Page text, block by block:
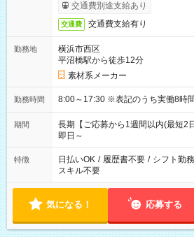
交通費別途支給あり
交通費 交通費支給有り
勤務地
横浜市西区
平沼橋駅から徒歩12分
素材系メーカー
勤務時間 8:00～17:30 ※表記のうち実働8
期間
長期【ご応募から1週間以内(最短2
即日～
特徴 日払いOK / 履歴書不要 / シフト勤務
スキル不要
気になる！ 応募する